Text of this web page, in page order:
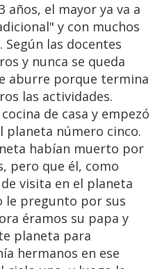
años, el mayor ya va a
y con muchos
las docentes
y nunca se queda
aburre porque termina
las actividades.
de casa y empezó
planeta número cinco.
habían muerto por
pero que él, como
visita en el planeta
le pregunto por sus
éramos su papa y
planeta para
hermanos en ese